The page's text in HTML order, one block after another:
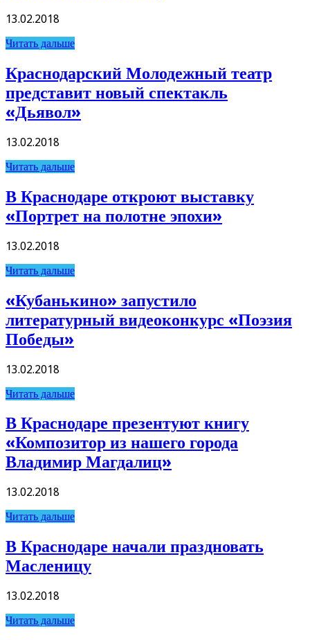
13.02.2018
Читать дальше
Краснодарский Молодежный театр
представит новый спектакль
«Дьявол»
13.02.2018
Читать дальше
В Краснодаре откроют выставку
«Портрет на полотне эпохи»
13.02.2018
Читать дальше
«Кубанькино» запустило
литературный видеоконкурс «Поэзия
Победы»
13.02.2018
Читать дальше
В Краснодаре презентуют книгу
«Композитор из нашего города
Владимир Магдалиц»
13.02.2018
Читать дальше
В Краснодаре начали праздновать
Масленицу
13.02.2018
Читать дальше